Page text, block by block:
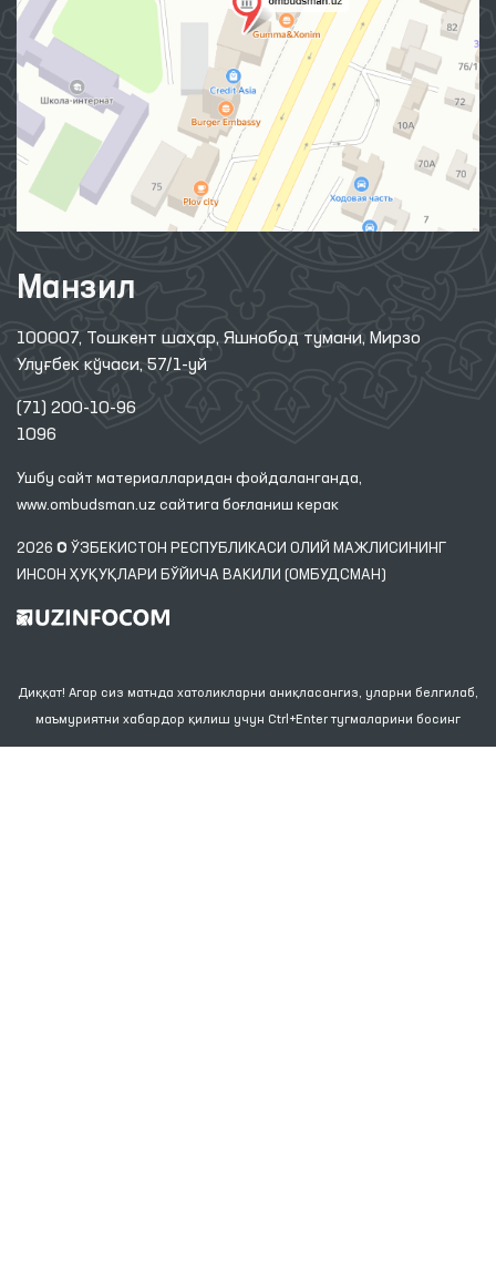
Манзил
100007, Тошкент шаҳар, Яшнобод тумани, Мирзо
Улуғбек кўчаси, 57/1-уй
(71) 200-10-96
1096
Ушбу сайт материалларидан фойдаланганда,
www.ombudsman.uz сайтига боғланиш керак
2026 © ЎЗБЕКИСТОН РЕСПУБЛИКАСИ ОЛИЙ МАЖЛИСИНИНГ
ИНСОН ҲУҚУҚЛАРИ БЎЙИЧА ВАКИЛИ (ОМБУДСМАН)
Диққат! Агар сиз матнда хатоликларни аниқласангиз, уларни белгилаб,
маъмуриятни хабардор қилиш учун Ctrl+Enter тугмаларини босинг